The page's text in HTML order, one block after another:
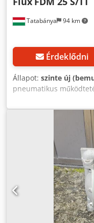
Tatabánya 94 km
Érdeklődni
Állapot: szinte új
pneumatikus
Membránszivattyú, új
FLUX - GERÄTE
FDM 25 S/TT
szállítási teljesítmény:
(PN max): 8 bar
Rozsdamentes acél
Teflon (TT)